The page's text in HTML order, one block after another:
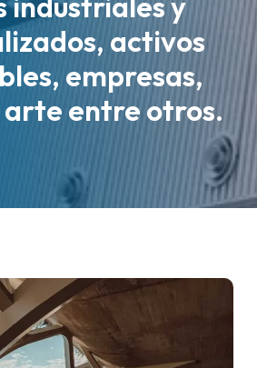
activos
empresas,
arte entre otros.